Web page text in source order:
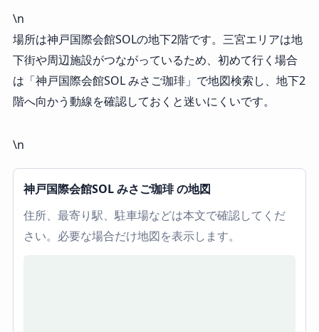
\n
場所は神戸国際会館SOLの地下2階です。三宮エリアは地
下街や周辺施設がつながっているため、初めて行く場合
は「神戸国際会館SOL みさご珈琲」で地図検索し、地下2
階へ向かう動線を確認しておくと迷いにくいです。
\n
神戸国際会館SOL みさご珈琲 の地図
住所、最寄り駅、駐車場などは本文で確認してくだ
さい。必要な場合だけ地図を表示します。